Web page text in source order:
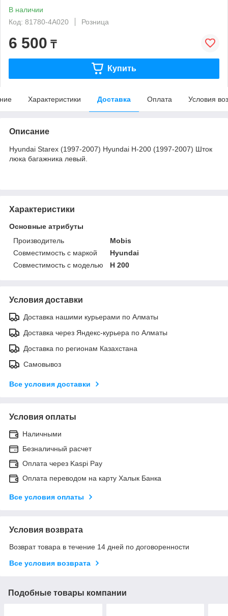
В наличии
Код: 81780-4A020
Розница
6 500 ₸
Купить
Характеристики Доставка Оплата Условия
Описание
Hyundai Starex (1997-2007) Hyundai H-200 (1997-2007) Шток
люка багажника левый.
Характеристики
Основные атрибуты
Производитель
Mobis
Совместимость с маркой
Hyundai
Совместимость с моделью
H 200
Условия доставки
Доставка нашими курьерами по Алматы
Доставка через Яндекс-курьера по Алматы
Доставка по регионам Казахстана
Самовывоз
Все условия доставки
Условия оплаты
Наличными
Безналичный расчет
Оплата через Kaspi Pay
Оплата переводом на карту Халык Банка
Все условия оплаты
Условия возврата
Возврат товара в течение 14 дней по договоренности
Все условия возврата
Подобные товары компании